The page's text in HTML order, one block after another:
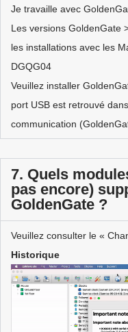
Je travaille avec
Les versions GoldenGate
les installations avec les
DGQG04
Veuillez installer
port USB est retrouvé
communication
7. Quels
pas encore)
GoldenGate ?
Veuillez consulter le «
Historique